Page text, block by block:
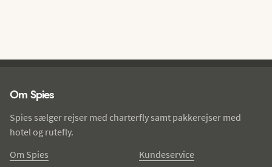
Om Spies
Spies sælger rejser med charterfly samt pakkerejser med
hotel og rutefly.
Om Spies
Kundeservice